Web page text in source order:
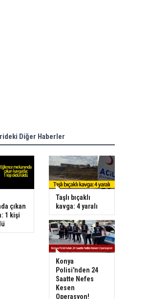
Diğer Haberler
çıkan
1 kişi
Taşlı bıçaklı
kavga: 4 yaralı
Konya
Polisi'nden 24
Saatte Nefes
Kesen
Operasyon!